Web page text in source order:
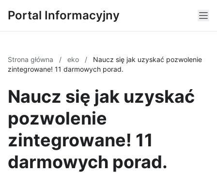
Portal Informacyjny
Strona główna / eko /
Naucz się jak uzyskać pozwolenie
zintegrowane! 11 darmowych porad.
Naucz się jak uzyskać
pozwolenie
zintegrowane! 11
darmowych porad.